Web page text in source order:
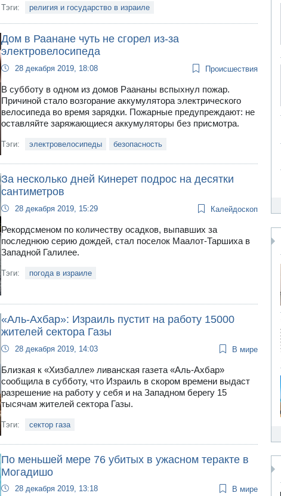
Тэги: религия и государство в израиле
Дом в Раанане чуть не сгорел из-за
электровелосипеда
28 декабря 2019, 18:08 Происшествия
В субботу в одном из домов Раананы вспыхнул пожар.
Причиной стало возгорание аккумулятора электрического
велосипеда во время зарядки. Пожарные предупреждают: не
оставляйте заряжающиеся аккумуляторы без присмотра.
Тэги: электровелосипеды безопасность
За несколько дней Кинерет подрос на десятки
сантиметров
28 декабря 2019, 15:29 Калейдоскоп
Рекордсменом по количеству осадков, выпавших за
последнюю серию дождей, стал поселок Маалот-Таршиха в
Западной Галилее.
Тэги: погода в израиле
«Аль-Ахбар»: Израиль пустит на работу 15000
жителей сектора Газы
28 декабря 2019, 14:03 В мире
Близкая к «Хизбалле» ливанская газета «Аль-Ахбар»
сообщила в субботу, что Израиль в скором времени выдаст
разрешение на работу у себя и на Западном берегу 15
тысячам жителей сектора Газы.
Тэги: сектор газа
По меньшей мере 76 убитых в ужасном теракте в
Могадишо
28 декабря 2019, 13:18 В мире